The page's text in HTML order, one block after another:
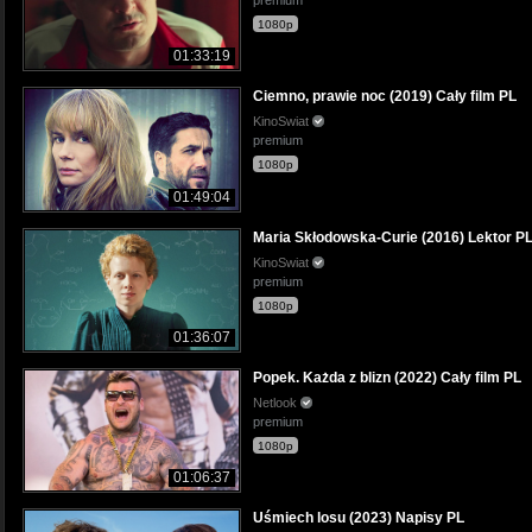
01:33:19
1080p
01:49:04
Ciemno, prawie noc (2019) Cały film PL
KinoSwiat
premium
1080p
01:36:07
Maria Skłodowska-Curie (2016) Lektor PL
KinoSwiat
premium
1080p
01:06:37
Popek. Każda z blizn (2022) Cały film PL
Netlook
premium
1080p
Uśmiech losu (2023) Napisy PL